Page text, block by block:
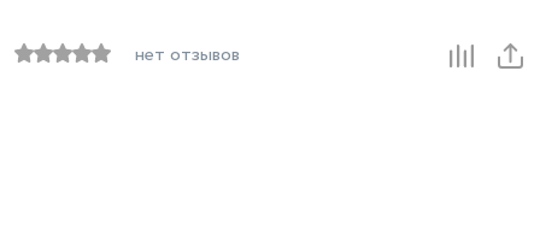
нет отзывов